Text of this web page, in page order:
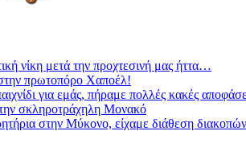
νίκη μετά την προχτεσινή μας ήττα…
πρωτοπόρο Χαποέλ!
για εμάς, πήραμε πολλές κακές
σκληροτράχηλη Μονακό
στην Μύκονο, είχαμε διάθεση